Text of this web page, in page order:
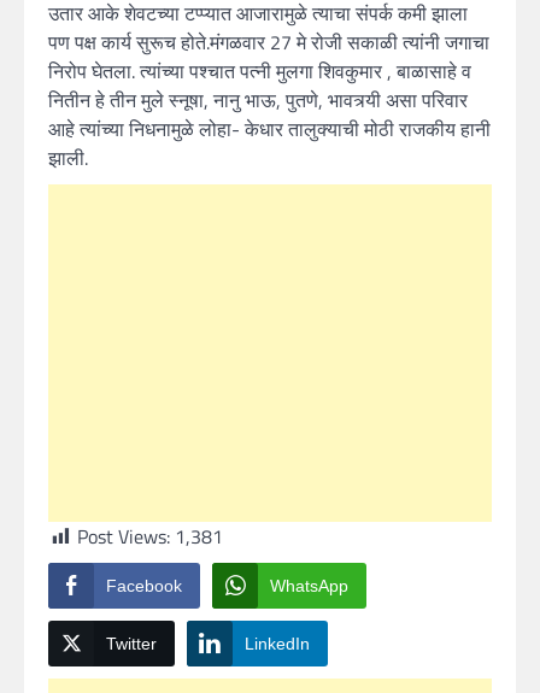
उतार आके शेवटच्या टप्प्यात आजारामुळे त्याचा संपर्क कमी झाला
पण पक्ष कार्य सुरूच होते.मंगळवार 27 मे रोजी सकाळी त्यांनी जगाचा
निरोप घेतला. त्यांच्या पश्चात पत्नी मुलगा शिवकुमार , बाळासाहे व
नितीन हे तीन मुले स्नूषा, नानु भाऊ, पुतणे, भावत्र्यी असा परिवार
आहे त्यांच्या निधनामुळे लोहा- केधार तालुक्याची मोठी राजकीय हानी
झाली.
Post Views: 1,381
Facebook WhatsApp
Twitter LinkedIn